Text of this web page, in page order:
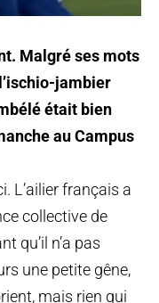
Malgré ses mots
jambier
était bien
au Campus
L’ailier français a
collective de
qu’il n’a pas
une petite gêne,
mais rien qui